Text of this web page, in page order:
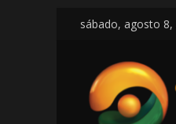
Saltar
contenido
sábado, agosto 8,